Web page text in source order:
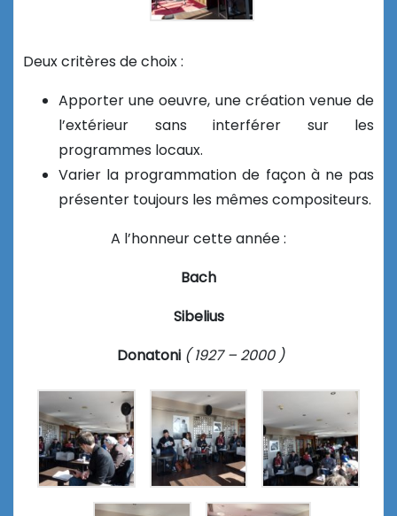
Deux critères de choix :
Apporter une oeuvre, une création venue de
l’extérieur sans interférer sur les
programmes locaux.
Varier la programmation de façon à ne pas
présenter toujours les mêmes compositeurs.
A l’honneur cette année :
Bach
Sibelius
Donatoni ( 1927 – 2000 )